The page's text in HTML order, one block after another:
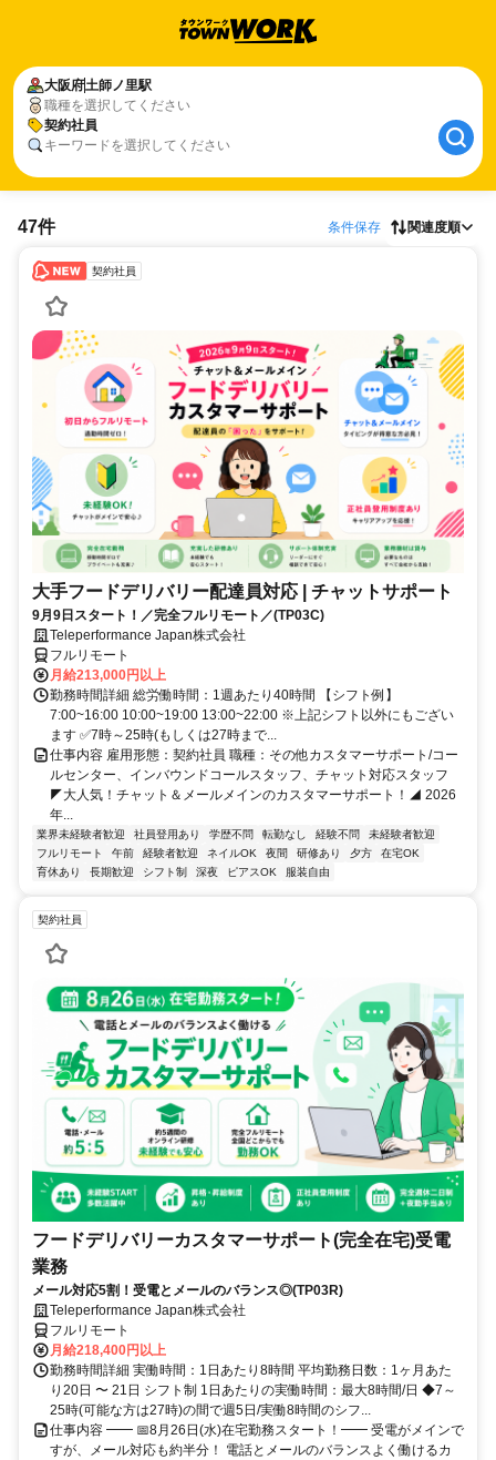
大阪府土師ノ里駅
職種を選択してください
契約社員
キーワードを選択してください
47件 条件保存 関連度順
契約社員
大手フードデリバリー配達員対応 | チャットサポート
9月9日スタート！／完全フルリモート／(TP03C)
Teleperformance Japan株式会社
フルリモート
月給213,000円以上
勤務時間詳細 総労働時間：1週あたり40時間 【シフト例】
7:00~16:00 10:00~19:00 13:00~22:00 ※上記シフト以外にもござい
ます ✅7時～25時(もしくは27時まで...
仕事内容 雇用形態：契約社員 職種：その他カスタマーサポート/コー
ルセンター、インバウンドコールスタッフ、チャット対応スタッフ
◤大人気！チャット＆メールメインのカスタマーサポート！◢ 2026
年...
業界未経験者歓迎 社員登用あり 学歴不問 転勤なし 経験不問
未経験者歓迎
フルリモート
午前 経験者歓迎 ネイルOK 夜間 研修あり 夕方
在宅OK
育休あり
長期歓迎 シフト制 深夜 ピアスOK 服装自由
契約社員
フードデリバリーカスタマーサポート(完全在宅)受電
業務
メール対応5割！受電とメールのバランス◎(TP03R)
Teleperformance Japan株式会社
フルリモート
月給218,400円以上
勤務時間詳細 実働時間：1日あたり8時間 平均勤務日数：1ヶ月あた
り20日 〜 21日 シフト制 1日あたりの実働時間：最大8時間/日 ◆7～
25時(可能な方は27時)の間で週5日/実働8時間のシフ...
仕事内容 ━━ 📅8月26日(水)在宅勤務スタート！━━ 受電がメインで
すが、メール対応も約半分！ 電話とメールのバランスよく働けるカ